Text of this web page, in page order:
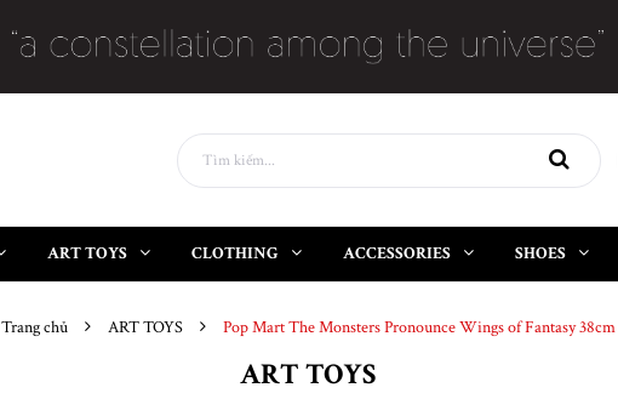
ART TOYS CLOTHING ACCESSORIES SHOES
Trang chủ ART TOYS Pop Mart The Monsters Pronounce Wings of Fantasy 38cm
ART TOYS